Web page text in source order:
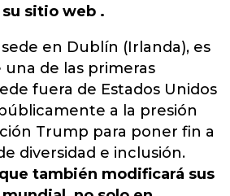
sitio web .
en Dublín (Irlanda), es
de las primeras
fuera de Estados Unidos
a la presión
Trump para poner fin a
diversidad e inclusión.
también modificará sus